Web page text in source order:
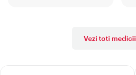
Vezi toti medicii